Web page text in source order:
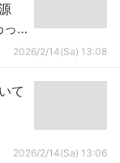
ｗ2026/2/14(Sa) 13:08
て
2026/2/14(Sa) 13:06